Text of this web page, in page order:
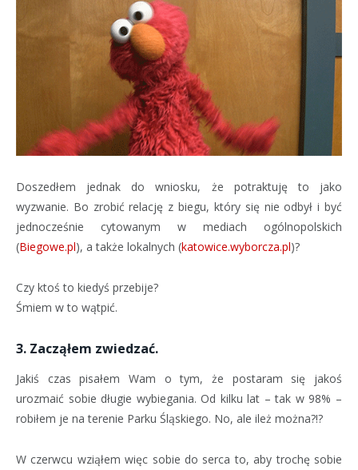
Doszedłem jednak do wniosku, że potraktuję to jako
wyzwanie. Bo zrobić relację z biegu, który się nie odbył i być
jednocześnie cytowanym w mediach ogólnopolskich
(Biegowe.pl), a także lokalnych (katowice.wyborcza.pl)?
Czy ktoś to kiedyś przebije?
Śmiem w to wątpić.
3. Zacząłem zwiedzać.
Jakiś czas pisałem Wam o tym, że postaram się jakoś
urozmaić sobie długie wybiegania. Od kilku lat – tak w 98% –
robiłem je na terenie Parku Śląskiego. No, ale ileż można?!?
W czerwcu wziąłem więc sobie do serca to, aby trochę sobie